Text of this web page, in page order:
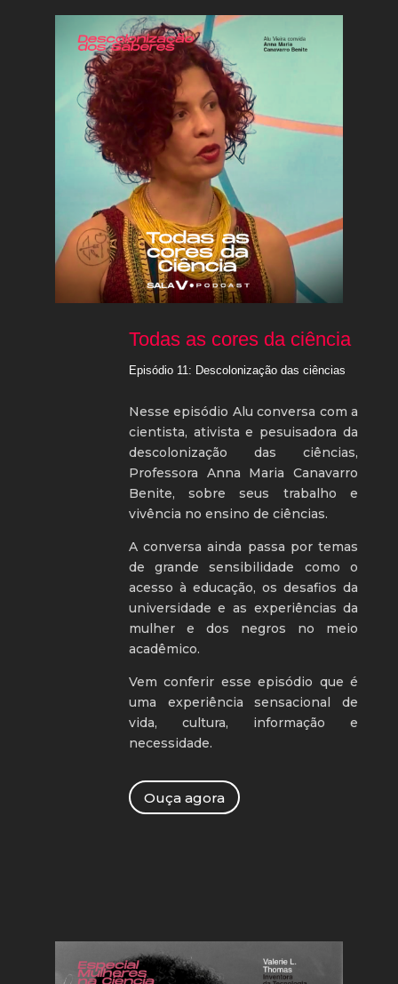
Todas as cores da ciência
Episódio 11: Descolonização das ciências
Nesse episódio Alu conversa com a
cientista, ativista e pesuisadora da
descolonização das ciências,
Professora Anna Maria Canavarro
Benite, sobre seus trabalho e
vivência no ensino de ciências.
A conversa ainda passa por temas
de grande sensibilidade como o
acesso à educação, os desafios da
universidade e as experiências da
mulher e dos negros no meio
acadêmico.
Vem conferir esse episódio que é
uma experiência sensacional de
vida, cultura, informação e
necessidade.
Ouça agora